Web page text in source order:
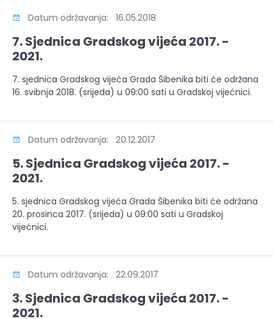
Datum održavanja: 16.05.2018
7. Sjednica Gradskog vijeća 2017. -
2021.
7. sjednica Gradskog vijeća Grada Šibenika biti će održana
16. svibnja 2018. (srijeda) u 09:00 sati u Gradskoj vijećnici.
Datum održavanja: 20.12.2017
5. Sjednica Gradskog vijeća 2017. -
2021.
5. sjednica Gradskog vijeća Grada Šibenika biti će održana
20. prosinca 2017. (srijeda) u 09:00 sati u Gradskoj
vijećnici.
Datum održavanja: 22.09.2017
3. Sjednica Gradskog vijeća 2017. -
2021.